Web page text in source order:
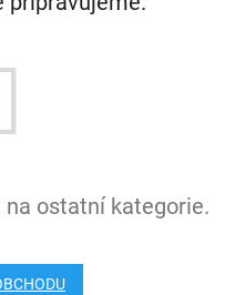
ostatní kategorie.